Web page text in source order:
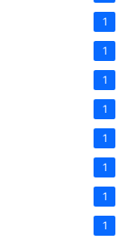
1
1
1
1
1
1
1
1